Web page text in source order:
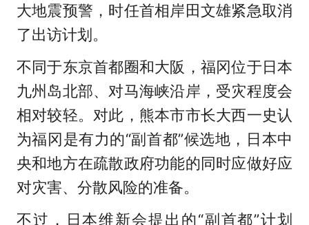
大地震预警，时任首相岸田文雄紧急取消
了出访计划。
不同于东京首都圈和大阪，福冈位于日本
九州岛北部、对马海峡沿岸，受灾程度会
相对较轻。对此，熊本市市长大西一史认
为福冈是有力的“副首都”候选地，日本中
央和地方在疏散政府功能的同时应做好应
对灾害、分散风险的准备。
不过，日本维新会提出的“副首都”计划